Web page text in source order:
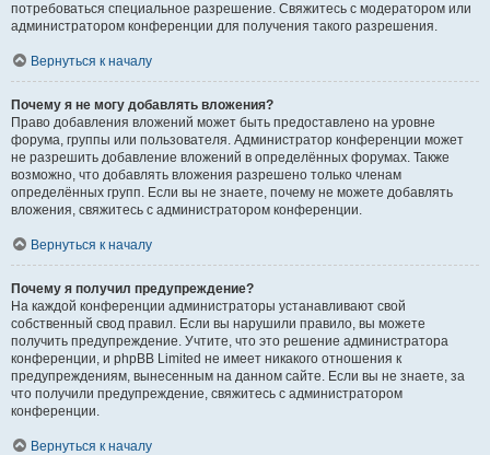
потребоваться специальное разрешение. Свяжитесь с модератором или
администратором конференции для получения такого разрешения.
Вернуться к началу
Почему я не могу добавлять вложения?
Право добавления вложений может быть предоставлено на уровне
форума, группы или пользователя. Администратор конференции может
не разрешить добавление вложений в определённых форумах. Также
возможно, что добавлять вложения разрешено только членам
определённых групп. Если вы не знаете, почему не можете добавлять
вложения, свяжитесь с администратором конференции.
Вернуться к началу
Почему я получил предупреждение?
На каждой конференции администраторы устанавливают свой
собственный свод правил. Если вы нарушили правило, вы можете
получить предупреждение. Учтите, что это решение администратора
конференции, и phpBB Limited не имеет никакого отношения к
предупреждениям, вынесенным на данном сайте. Если вы не знаете, за
что получили предупреждение, свяжитесь с администратором
конференции.
Вернуться к началу